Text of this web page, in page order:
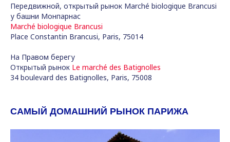
Передвижной, открытый рынок Marché biologique Brancusi
у башни Монпарнас
Marché biologique Brancusi
Place Constantin Brancusi, Paris, 75014
На Правом берегу
Открытый рынок Le marché des Batignolles
34 boulevard des Batignolles, Paris, 75008
САМЫЙ ДОМАШНИЙ РЫНОК ПАРИЖА